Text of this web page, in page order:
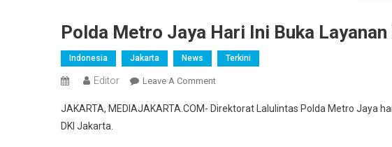
Polda Metro Jaya Hari Ini Buka
Indonesia Jakarta News Terkini
Editor Leave A CommentOn
Metro
JAKARTA, MEDIAJAKARTA.COM- Direktorat Lalulintas Polda Metro Jaya
DKI Jakarta.